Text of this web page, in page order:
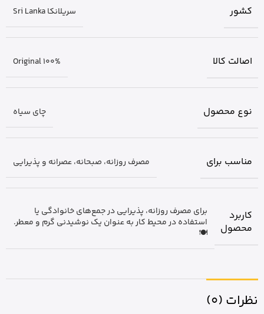
کشور سریلانکا Sri Lanka
اصالت کالا Original 100%
نوع محصول چای سیاه
مناسب برای مصرف روزانه، صبحانه، عصرانه و پذیرایی
کاربرد
محصول
برای مصرف روزانه، پذیرایی در جمع‌های خانوادگی یا
استفاده در محیط کار به عنوان یک نوشیدنی گرم و معطر.
🍽️
نظرات (0)